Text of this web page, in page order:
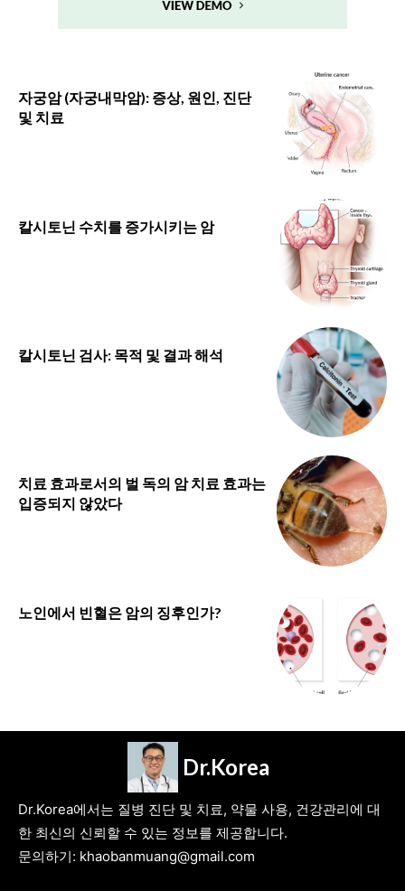
자궁암 (자궁내막암): 증상, 원인, 진단
및 치료
칼시토닌 수치를 증가시키는 암
칼시토닌 검사: 목적 및 결과 해석
치료 효과로서의 벌 독의 암 치료 효과는
입증되지 않았다
노인에서 빈혈은 암의 징후인가?
Dr.Korea
Dr.Korea에서는 질병 진단 및 치료, 약물 사용, 건강관리에 대
한 최신의 신뢰할 수 있는 정보를 제공합니다.
문의하기: khaobanmuang@gmail.com